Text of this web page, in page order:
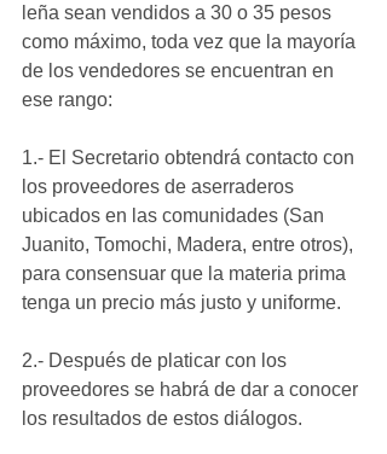
leña sean vendidos a 30 o 35 pesos
como máximo, toda vez que la mayoría
de los vendedores se encuentran en
ese rango:
1.- El Secretario obtendrá contacto con
los proveedores de aserraderos
ubicados en las comunidades (San
Juanito, Tomochi, Madera, entre otros),
para consensuar que la materia prima
tenga un precio más justo y uniforme.
2.- Después de platicar con los
proveedores se habrá de dar a conocer
los resultados de estos diálogos.